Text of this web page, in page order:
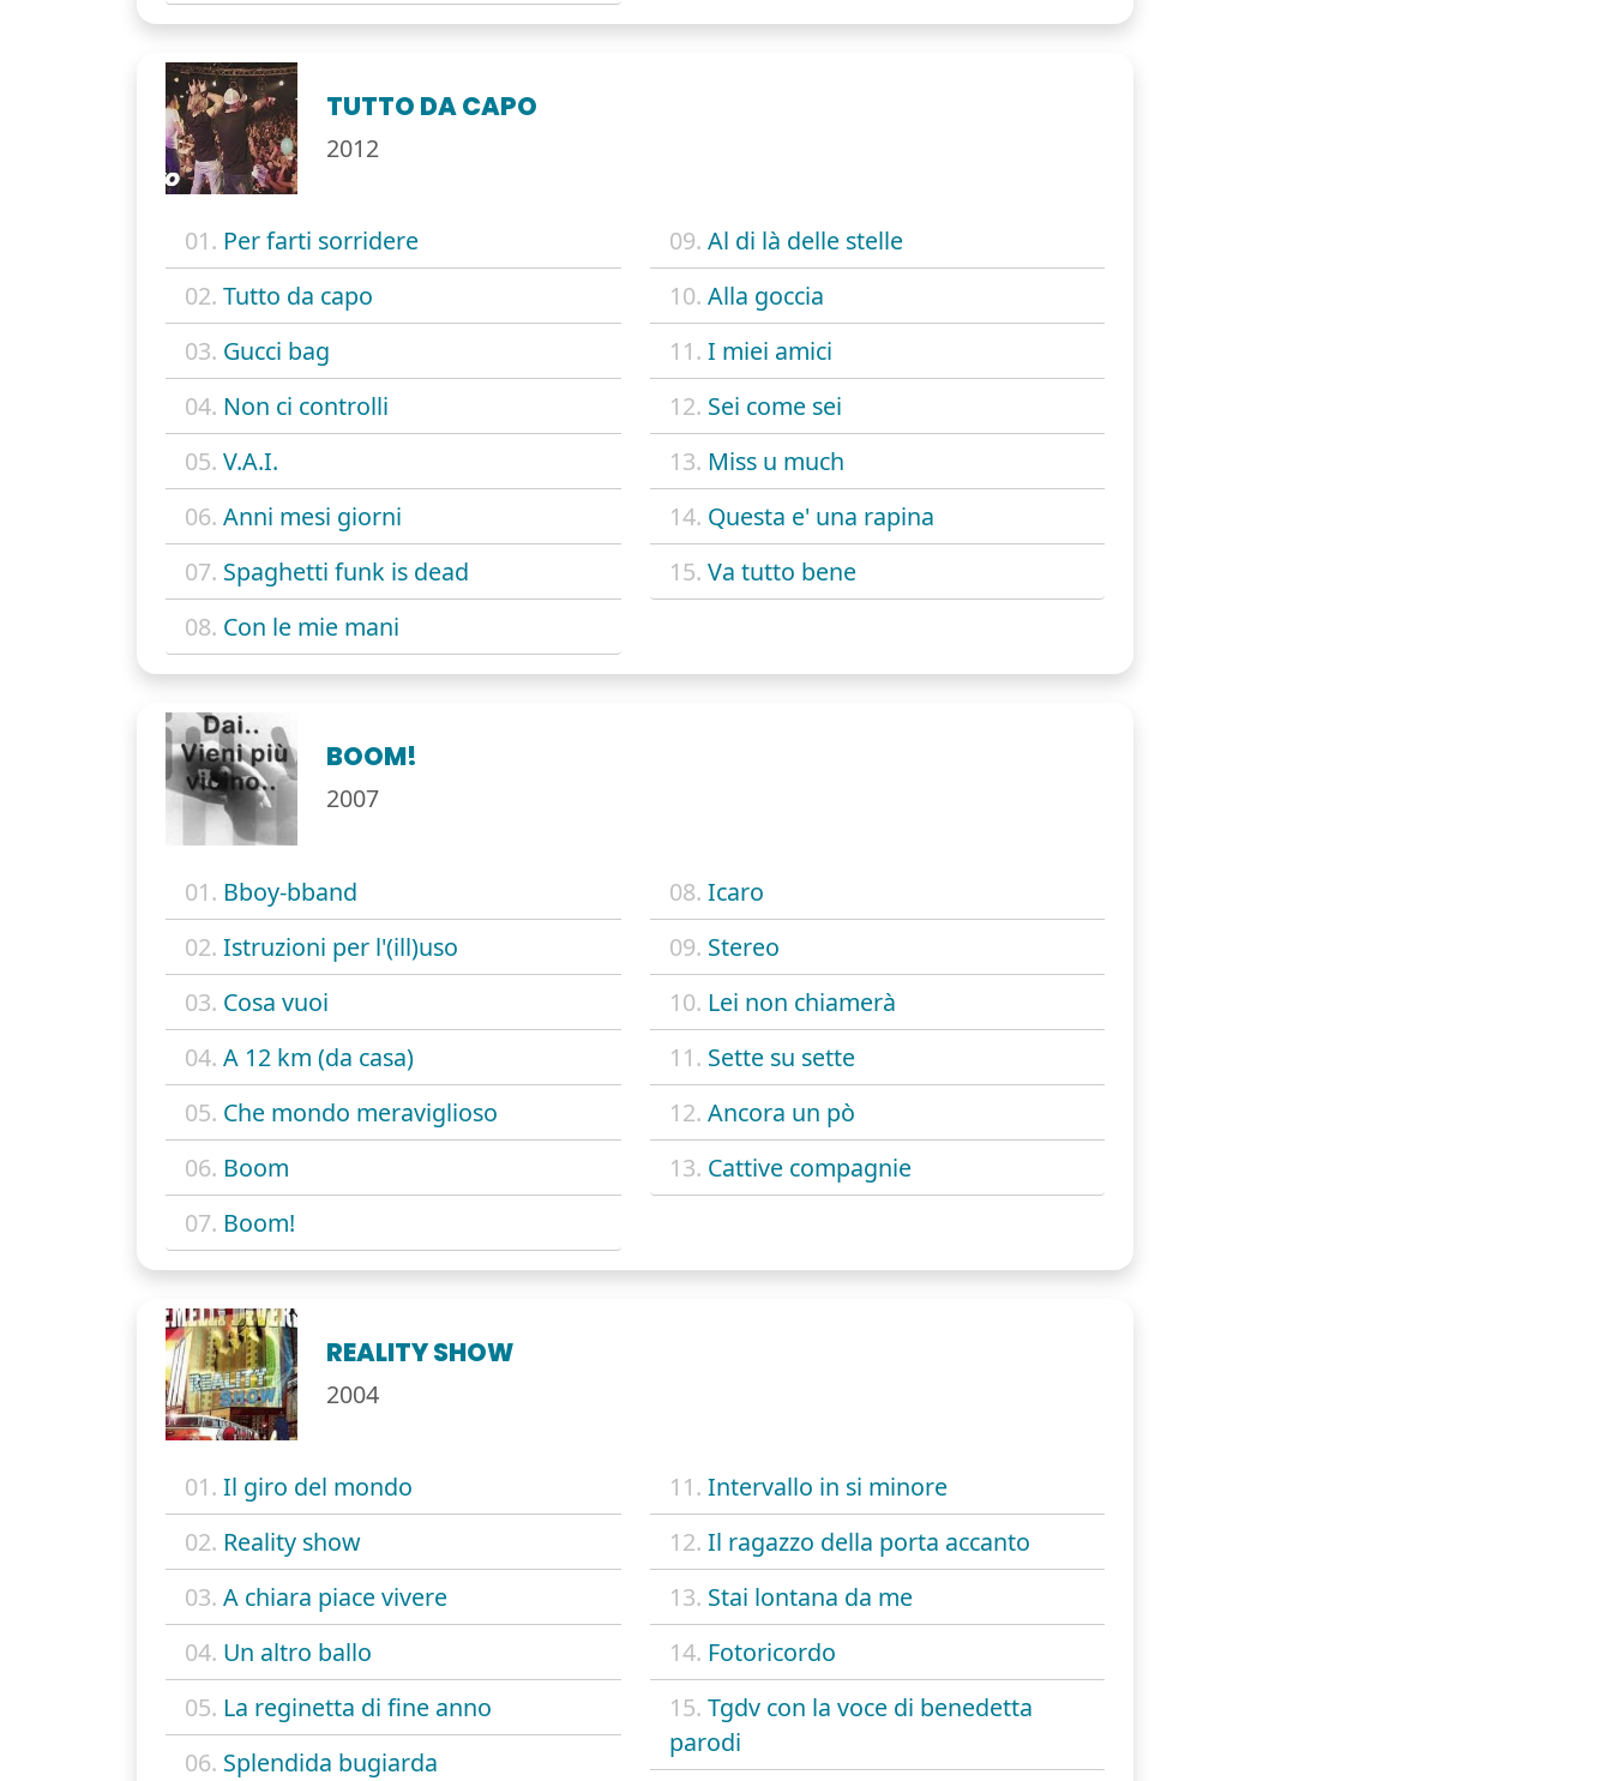
TUTTO DA CAPO
2012
01. Per farti sorridere
02. Tutto da capo
03. Gucci bag
04. Non ci controlli
05. V.A.I.
06. Anni mesi giorni
07. Spaghetti funk is dead
08. Con le mie mani
09. Al di là delle stelle
10. Alla goccia
11. I miei amici
12. Sei come sei
13. Miss u much
14. Questa e' una rapina
15. Va tutto bene
BOOM!
2007
01. Bboy-bband
02. Istruzioni per l'(ill)uso
03. Cosa vuoi
04. A 12 km (da casa)
05. Che mondo meraviglioso
06. Boom
07. Boom!
08. Icaro
09. Stereo
10. Lei non chiamerà
11. Sette su sette
12. Ancora un pò
13. Cattive compagnie
REALITY SHOW
2004
01. Il giro del mondo
02. Reality show
03. A chiara piace vivere
04. Un altro ballo
05. La reginetta di fine anno
06. Splendida bugiarda
11. Intervallo in si minore
12. Il ragazzo della porta accanto
13. Stai lontana da me
14. Fotoricordo
15. Tgdv con la voce di benedetta
parodi